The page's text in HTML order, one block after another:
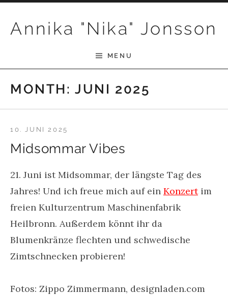
Annika "Nika" Jonsson
MENU
MONTH:JUNI 2025
Midsommar Vibes
10. JUNI 2025
21. Juni ist Midsommar, der längste Tag des
Jahres! Und ich freue mich auf ein Konzertim
freien Kulturzentrum Maschinenfabrik
Heilbronn. Außerdem könnt ihr da
Blumenkränze flechten und schwedische
Zimtschnecken probieren!
Fotos: Zippo Zimmermann, designladen.com